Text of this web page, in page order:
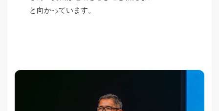
と向かっています。